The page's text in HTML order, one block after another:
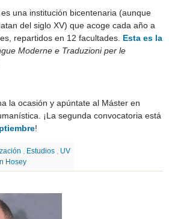
una institución bicentenaria (aunque
del siglo XV) que acoge cada año a
repartidos en 12 facultades. Esta es la
Moderne e Traduzioni per le
la ocasión y apúntate al Máster en
¡La segunda convocatoria está
!
, Estudios , UV
Hosey